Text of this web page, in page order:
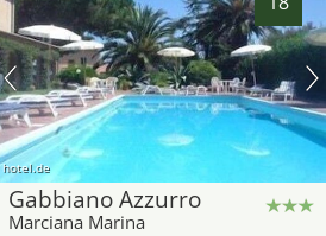
hotel.de
Gabbiano Azzurro
Marciana Marina